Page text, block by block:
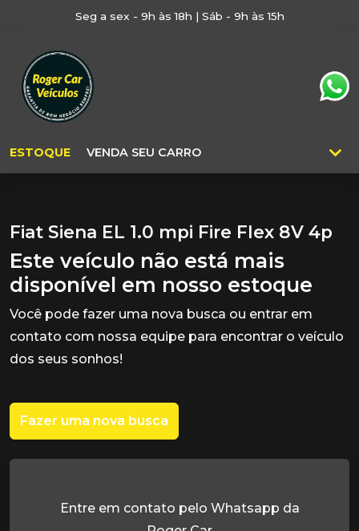
Seg a sex - 9h às 18h | Sáb - 9h às 15h
ESTOQUE VENDA SEU CARRO
Fiat Siena EL 1.0 mpi Fire Flex 8V 4p
Este veículo não está mais
disponível em nosso estoque
Você pode fazer uma nova busca ou entrar em
contato com nossa equipe para encontrar o veículo
dos seus sonhos!
Fazer uma nova busca
Entre em contato pelo Whatsapp da